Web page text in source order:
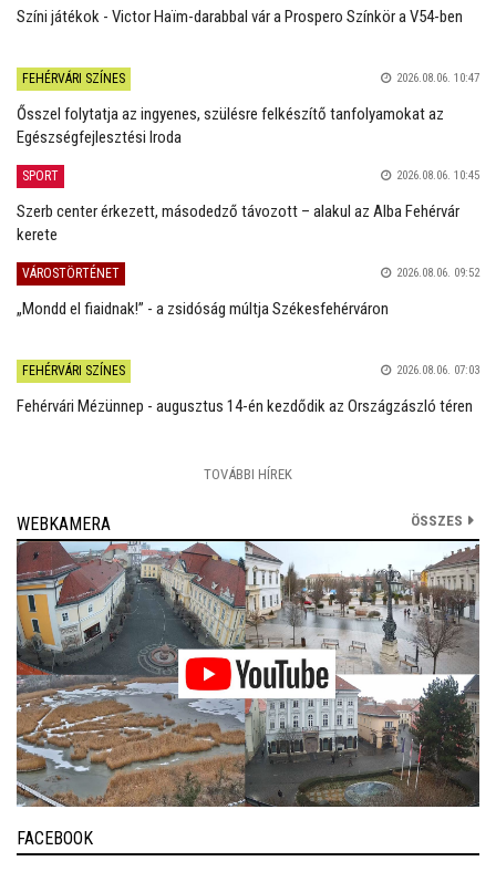
Színi játékok - Victor Haïm-darabbal vár a Prospero Színkör a V54-ben
FEHÉRVÁRI SZÍNES 2026.08.06. 10:47
Ősszel folytatja az ingyenes, szülésre felkészítő tanfolyamokat az
Egészségfejlesztési Iroda
SPORT 2026.08.06. 10:45
Szerb center érkezett, másodedző távozott – alakul az Alba Fehérvár
kerete
VÁROSTÖRTÉNET 2026.08.06. 09:52
„Mondd el fiaidnak!” - a zsidóság múltja Székesfehérváron
FEHÉRVÁRI SZÍNES 2026.08.06. 07:03
Fehérvári Mézünnep - augusztus 14-én kezdődik az Országzászló téren
TOVÁBBI HÍREK
WEBKAMERA ÖSSZES
FACEBOOK